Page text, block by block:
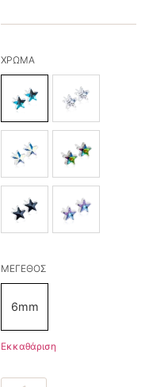
ΧΡΩΜΑ
AQUAMARINECRYSTAL
RAINBOWGREEN
JET
ΜΕΓΕΘΟΣ
6mm
Εκκαθάριση